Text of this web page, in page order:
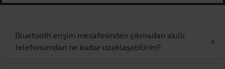
Bluetooth erişim mesafesinden çıkmadan akıllı
telefonumdan ne kadar uzaklaşabilirim?
chevron_right